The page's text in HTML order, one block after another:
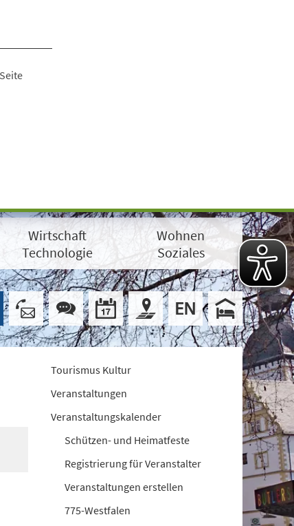
Wirtschaft
Technologie
Wohnen
Soziales
Tourismus Kultur
Veranstaltungen
Veranstaltungskalender
Schützen- und Heimatfeste
Registrierung für Veranstalter
Veranstaltungen erstellen
775-Westfalen